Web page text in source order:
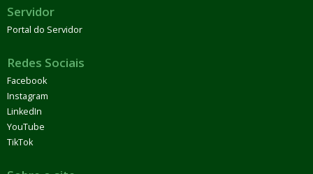
Servidor
Portal do Servidor
Redes Sociais
Facebook
Instagram
LinkedIn
YouTube
TikTok